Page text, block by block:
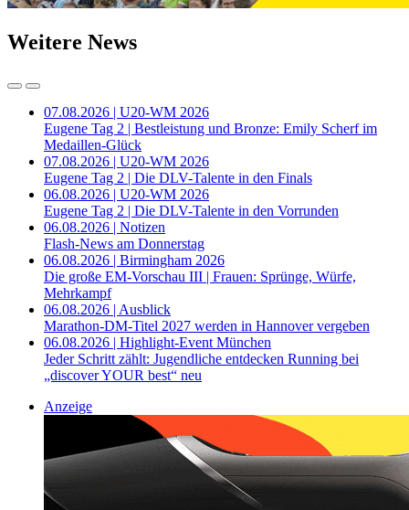
Weitere News
07.08.2026 | U20-WM 2026
Eugene Tag 2 | Bestleistung und Bronze: Emily Scherf im
Medaillen-Glück
07.08.2026 | U20-WM 2026
Eugene Tag 2 | Die DLV-Talente in den Finals
06.08.2026 | U20-WM 2026
Eugene Tag 2 | Die DLV-Talente in den Vorrunden
06.08.2026 | Notizen
Flash-News am Donnerstag
06.08.2026 | Birmingham 2026
Die große EM-Vorschau III | Frauen: Sprünge, Würfe,
Mehrkampf
06.08.2026 | Ausblick
Marathon-DM-Titel 2027 werden in Hannover vergeben
06.08.2026 | Highlight-Event München
Jeder Schritt zählt: Jugendliche entdecken Running bei
„discover YOUR best“ neu
Anzeige